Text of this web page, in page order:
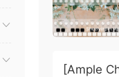
[Ample